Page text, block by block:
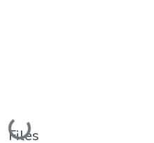
Loading...
Files